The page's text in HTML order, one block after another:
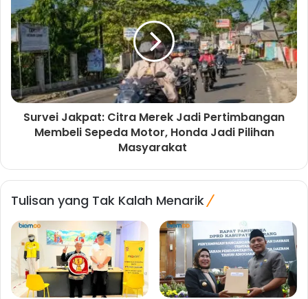
Survei Jakpat: Citra Merek Jadi Pertimbangan
Membeli Sepeda Motor, Honda Jadi Pilihan
Masyarakat
Tulisan yang Tak Kalah Menarik